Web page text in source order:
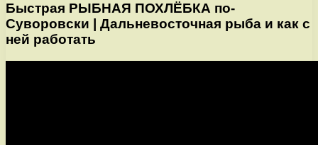
Быстрая РЫБНАЯ ПОХЛЁБКА по-
Суворовски | Дальневосточная рыба и как с
ней работать